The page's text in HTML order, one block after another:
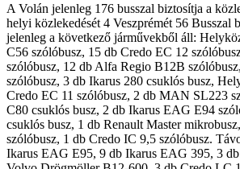
A Volán jelenleg 176 busszal biztosítja a
helyi közlekedését 4 Veszprémét 56 Busszal
jelenleg a következő járművekből áll:
C56 szólóbusz, 15 db Credo EC 12
szólóbusz, 12 db Alfa Regio B12B
szólóbusz, 3 db Ikarus 280 csuklós busz,
Credo EC 11 szólóbusz, 2 db MAN SL223
C80 csuklós busz, 2 db Ikarus EAG E94
csuklós busz, 1 db Renault Master
szólóbusz, 1 db Credo IC 9,5 szólóbusz.
Ikarus EAG E95, 9 db Ikarus EAG 395, 3